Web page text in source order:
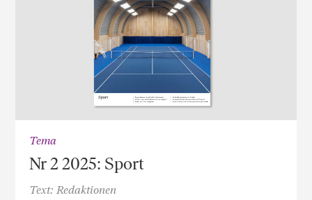
Tema
Nr 2 2025: Sport
Text: Redaktionen